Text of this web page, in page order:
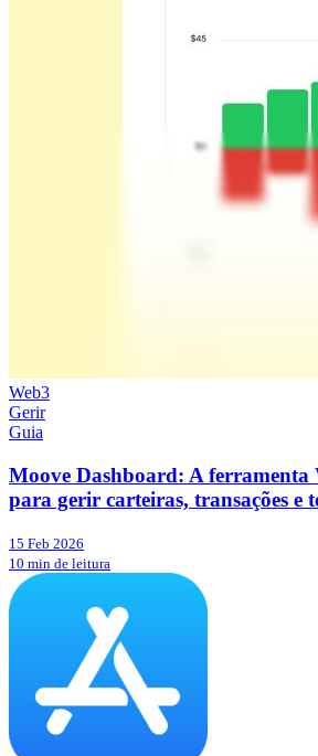
Web3
Gerir
Guia
Moove Dashboard: A ferramenta
para gerir carteiras, transações e
15 Feb 2026
10 min de leitura